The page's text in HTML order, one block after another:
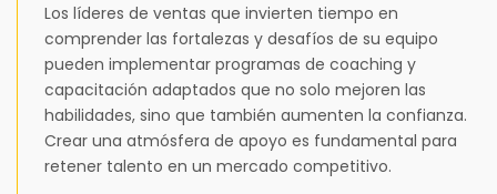
Los líderes de ventas que invierten tiempo en
comprender las fortalezas y desafíos de su equipo
pueden implementar programas de coaching y
capacitación adaptados que no solo mejoren las
habilidades, sino que también aumenten la confianza.
Crear una atmósfera de apoyo es fundamental para
retener talento en un mercado competitivo.